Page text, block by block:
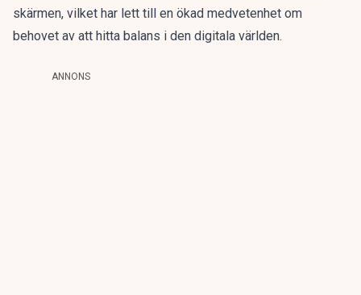
skärmen, vilket har lett till en ökad medvetenhet om
behovet av att hitta balans i den digitala världen.
ANNONS